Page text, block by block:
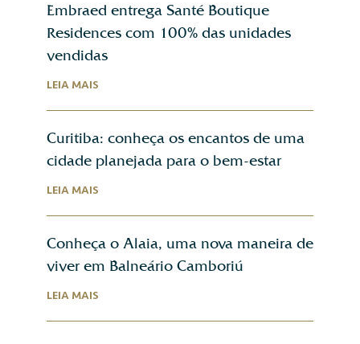
Embraed entrega Santé Boutique
Residences com 100% das unidades
vendidas
LEIA MAIS
Curitiba: conheça os encantos de uma
cidade planejada para o bem-estar
LEIA MAIS
Conheça o Alaia, uma nova maneira de
viver em Balneário Camboriú
LEIA MAIS